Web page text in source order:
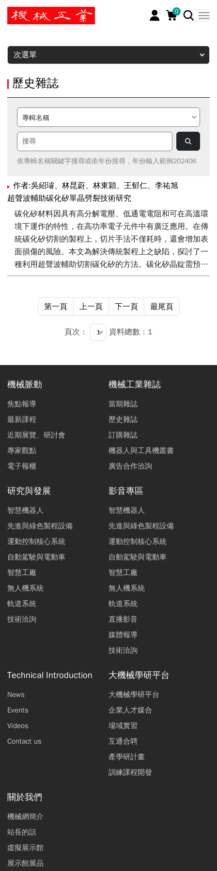
0
暫停
次選單
歷史雜誌
依專輯名稱關鍵字搜尋或依年份搜尋，年份輸入範例202406
作者:吳紹璿、林昆蔚、林東穎、王郁仁、李祐旭
超聲波輔助碳化矽單晶劈裂技術研究
碳化矽材料因具有高分解電壓、低通電電阻和可在高溫環
境下運作的特性，在高功率電子元件中有廣泛應用。在傳
統碳化矽切割的製程上，切片手法不僅耗時，還會增加表
面損傷的風險。本文為解決傳統製程上之缺陷，探討了一
種利用超聲波輔助切割碳化矽的方法。碳化矽晶錠需預先
使用皮秒雷射創建改質處，接著進行雷射掃描使改質處橫
換能器生成軸向振動促使微裂縫相互連結，同時，由安裝
真空吸盤的拉伸機提供拉力，可成功將1毫米厚的晶錠中
分片出一個尺寸為4吋且厚度為500微米的碳化矽晶圓。
本文將針對有限元素模擬的藍杰文超聲換能器振動模態、
第一頁 上一頁 下一頁 最尾頁
頁次： 資料總數：1
機械脈動
焦點報導
最新課程
近期展覽、研討會
專家觀點
電子報櫃
機械工業雜誌
當期雜誌
歷史雜誌
訂購雜誌
機器人與工具機叢書
廣告合作洽詢
研究與發展
智慧機器人
先進與綠色製程設備
運動控制核心系統
自動駕駛與電動車
智慧工廠
無人機系統
軌道系統
技術洽詢
影音專區
智慧機器人
先進與綠色製程設備
運動控制核心系統
自動駕駛與電動車
智慧工廠
無人機系統
軌道系統
直播影音
媒體報導
技術洽詢
Technical Introduction
News
Events
Videos
Contact us
大機械學研平台
大機械學研平台
企業人才媒合
場域實習
互通合聘
產學研計畫
訓練課程開發
關於我們
機械網簡介
站長的話
虛擬展示館
展示館展品